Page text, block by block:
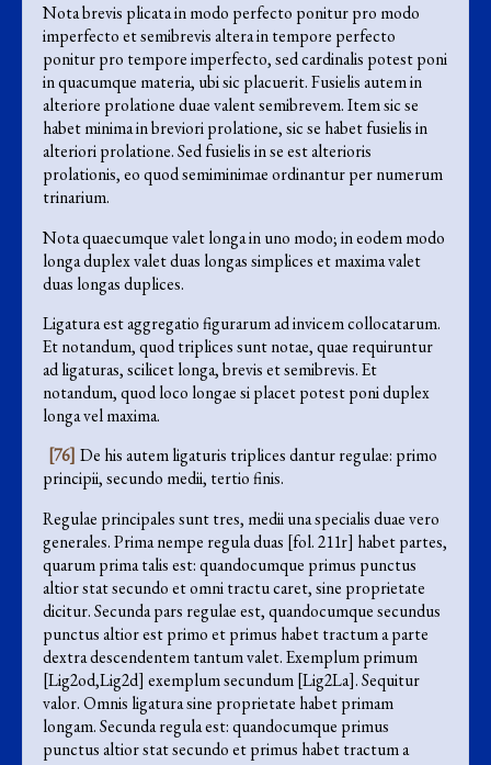
Nota brevis plicata in modo perfecto ponitur pro modo
imperfecto et semibrevis altera in tempore perfecto
ponitur pro tempore imperfecto, sed cardinalis potest poni
in quacumque materia, ubi sic placuerit. Fusielis autem in
alteriore prolatione duae valent semibrevem. Item sic se
habet minima in breviori prolatione, sic se habet fusielis in
alteriori prolatione. Sed fusielis in se est alterioris
prolationis, eo quod semiminimae ordinantur per numerum
trinarium.
Nota quaecumque valet longa in uno modo; in eodem modo
longa duplex valet duas longas simplices et maxima valet
duas longas duplices.
Ligatura est aggregatio figurarum ad invicem collocatarum.
Et notandum, quod triplices sunt notae, quae requiruntur
ad ligaturas, scilicet longa, brevis et semibrevis. Et
notandum, quod loco longae si placet potest poni duplex
longa vel maxima.
[76] De his autem ligaturis triplices dantur regulae: primo
principii, secundo medii, tertio finis.
Regulae principales sunt tres, medii una specialis duae vero
generales. Prima nempe regula duas [fol. 211r] habet partes,
quarum prima talis est: quandocumque primus punctus
altior stat secundo et omni tractu caret, sine proprietate
dicitur. Secunda pars regulae est, quandocumque secundus
punctus altior est primo et primus habet tractum a parte
dextra descendentem tantum valet. Exemplum primum
[Lig2od,Lig2d] exemplum secundum [Lig2La]. Sequitur
valor. Omnis ligatura sine proprietate habet primam
longam. Secunda regula est: quandocumque primus
punctus altior stat secundo et primus habet tractum a